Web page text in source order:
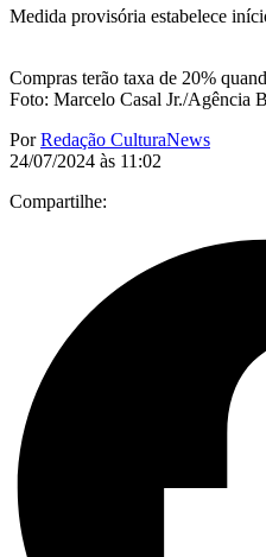
Medida provisória estabelece
Compras terão taxa de 20%
Foto: Marcelo Casal Jr./Agência
PorRedação CulturaNews
24/07/2024 às 11:02
Compartilhe: